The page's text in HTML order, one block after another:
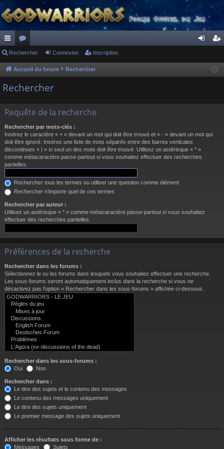
ac
co
ur
s
or
u
m
cri
Rechercher Connexion Inscription
Accueil du forum Rechercher
Rechercher
Requête de la recherche
Rechercher par mots-clés :
Insérez le caractère « + » devant un mot qui doit être trouvé et « - » devant un mot qui
doit être ignoré. Insérez une liste de mots séparés entre des barres verticales
discontinues « | » si seul un des mots doit être trouvé. Utilisez un astérisque « * »
comme métacaractère passe-partout si vous souhaitez effectuer des recherches
partielles.
Rechercher tous les termes ou utiliser une question comme élément
Rechercher n’importe quel de ces termes
Rechercher par auteur :
Utilisez un astérisque « * » comme métacaractère passe-partout si vous souhaitez
effectuer des recherches partielles.
Préférences de la recherche
Rechercher dans les forums :
Sélectionnez le ou les forums dans lesquels vous souhaitez effectuer une recherche.
Les sous-forums seront automatiquement inclus dans la recherche si vous ne
désactivez pas l’option « Rechercher dans les sous-forums » affichée ci-dessous.
Rechercher dans les sous-forums :
Oui
Non
Rechercher dans :
Le titre des sujets et le contenu des messages
Le contenu des messages uniquement
Le titre des sujets uniquement
Le premier message des sujets uniquement
Afficher les résultats sous forme de :
Messages
Sujets